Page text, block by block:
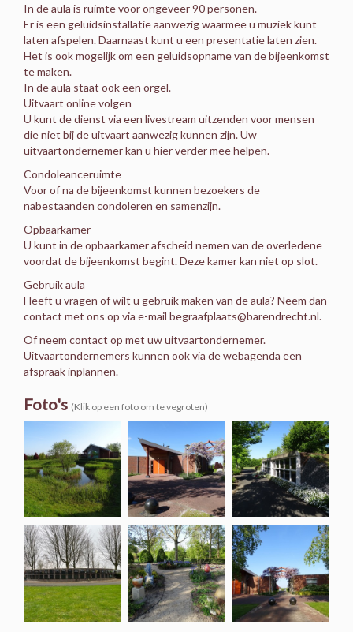
In de aula is ruimte voor ongeveer 90 personen.
Er is een geluidsinstallatie aanwezig waarmee u muziek kunt
laten afspelen. Daarnaast kunt u een presentatie laten zien.
Het is ook mogelijk om een geluidsopname van de bijeenkomst
te maken.
In de aula staat ook een orgel.
Uitvaart online volgen
U kunt de dienst via een livestream uitzenden voor mensen
die niet bij de uitvaart aanwezig kunnen zijn. Uw
uitvaartondernemer kan u hier verder mee helpen.
Condoleanceruimte
Voor of na de bijeenkomst kunnen bezoekers de
nabestaanden condoleren en samenzijn.
Opbaarkamer
U kunt in de opbaarkamer afscheid nemen van de overledene
voordat de bijeenkomst begint. Deze kamer kan niet op slot.
Gebruik aula
Heeft u vragen of wilt u gebruik maken van de aula? Neem dan
contact met ons op via e-mail begraafplaats@barendrecht.nl.
Of neem contact op met uw uitvaartondernemer.
Uitvaartondernemers kunnen ook via de webagenda een
afspraak inplannen.
Foto's (Klik op een foto om te vegroten)